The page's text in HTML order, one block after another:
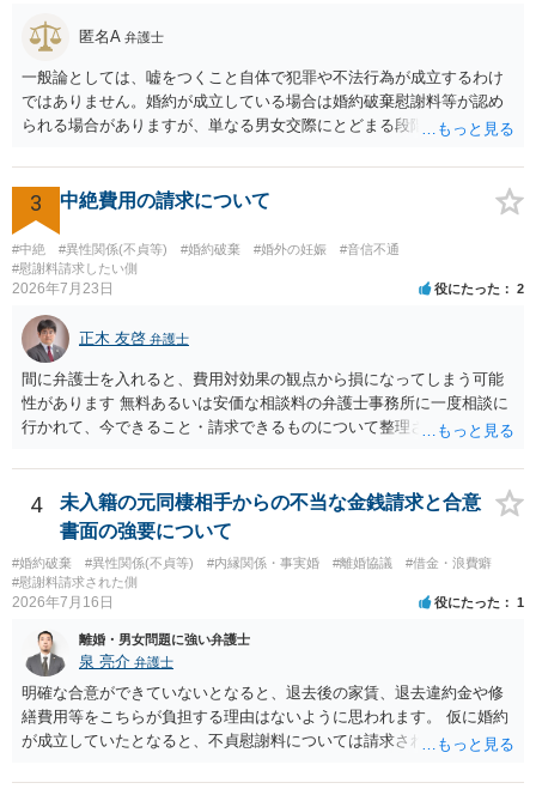
匿名A 弁護士
一般論としては、嘘をつくこと自体で犯罪や不法行為が成立するわけ
ではありません。婚約が成立している場合は婚約破棄慰謝料等が認め
られる場合がありますが、単なる男女交際にとどまる段階の場合、独
慰謝料は生じないことが多いと思われます。 お怒りはごもっともです
が、仮に交際を進めたとしても後に相手を信頼できなくなる可能性が
高かったということですので、むしろ結婚しなくてよかったと割り切
って、交際を終わらせるのがよいと思います。
3 中絶費用の請求について
#中絶 #異性関係(不貞等) #婚約破棄 #婚外の妊娠
#音信不通
#慰謝料請求したい側
2026年7月23日 役にたった 2
正木 友啓 弁護士
間に弁護士を入れると、費用対効果の観点から損になってしまう可能
性があります 無料あるいは安価な相談料の弁護士事務所に一度相談に
行かれて、今できること・請求できるものについて整理されるのがよ
4
未入籍の元同棲相手からの不当な金銭請求と合意
書面の強要について
#婚約破棄 #異性関係(不貞等) #内縁関係・事実婚 #離婚協議
#借金・浪費癖
#慰謝料請求された側
2026年7月16日 役にたった 1
離婚・男女問題に強い弁護士
泉 亮介 弁護士
明確な合意ができていないとなると、退去後の家賃、退去違約金や修
繕費用等をこちらが負担する理由はないように思われます。 仮に婚約
が成立していたとなると、不貞慰謝料については請求される可能性が
れば早めに弁護士に相談し、弁護士から回答をさせると良いでしょ